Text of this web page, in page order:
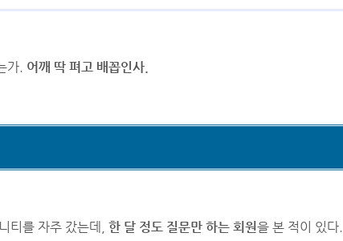
가. 어깨 딱 펴고 배꼽인사.
티를 자주 갔는데, 한 달 정도 질문만 하는 회원을 본 적이 있다.